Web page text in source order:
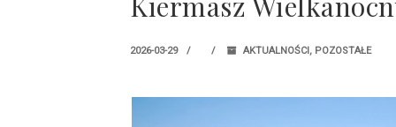
2026-03-29 AKTUALNOŚCI, POZOSTAŁE